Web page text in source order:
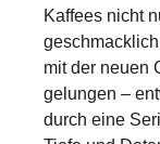
Kaffees nicht
mit der neuen
gelungen –
durch eine